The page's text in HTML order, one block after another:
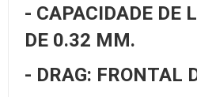
- CAPACIDADE DE
DE 0.32 MM.
- DRAG: FRONTAL